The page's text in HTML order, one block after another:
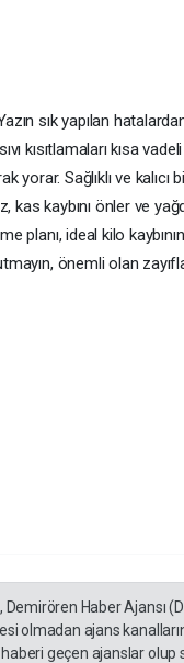
sık yapılan
kısıtlamaları kısa
yorar. Sağlıklı ve
kas kaybını önler ve
planı, ideal kilo
önemli olan
Haber Ajansı
olmadan ajans
geçen ajanslar